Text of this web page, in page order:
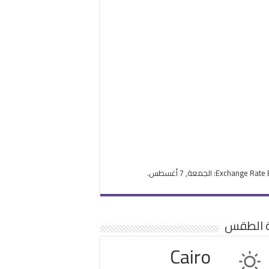
Exchange Rate: الجمعة, 7 أغسطس.
الطقس
Cairo